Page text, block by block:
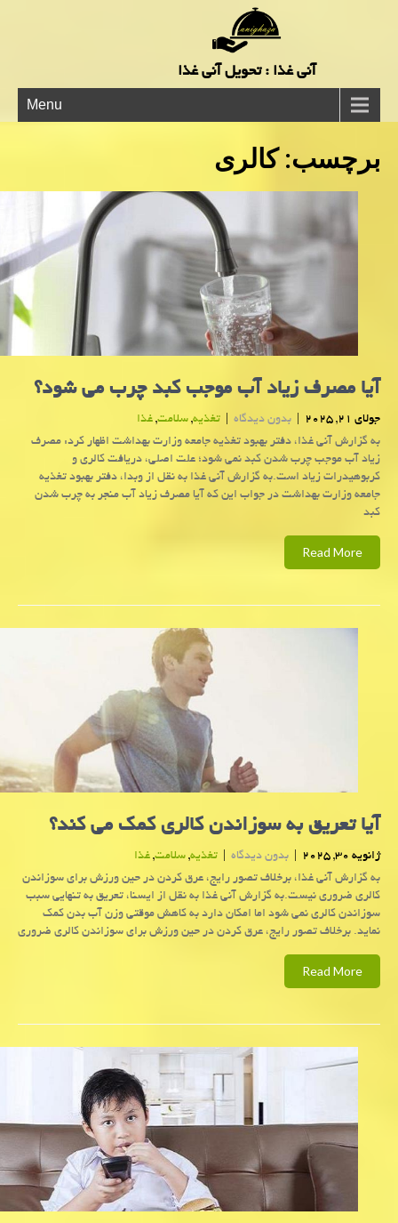
آنی غذا : تحویل آنی غذا
Menu
برچسب: كالری
آیا مصرف زیاد آب موجب کبد چرب می شود؟
جولای 21, 2025 | بدون دیدگاه | تغذیه,سلامت,غذا
به گزارش آنی غذا، دفتر بهبود تغذیه جامعه وزارت بهداشت اظهار کرد: مصرف
زیاد آب موجب چرب شدن کبد نمی شود؛ علت اصلی، دریافت کالری و
کربوهیدرات زیاد است.به گزارش آنی غذا به نقل از وبدا، دفتر بهبود تغذیه
جامعه وزارت بهداشت در جواب این که آیا مصرف زیاد آب منجر به چرب شدن
کبد
Read More
آیا تعریق به سوزاندن کالری کمک می کند؟
ژانویه 30, 2025 | بدون دیدگاه | تغذیه,سلامت,غذا
به گزارش آنی غذا، برخلاف تصور رایج، عرق کردن در حین ورزش برای سوزاندن
کالری ضروری نیست.به گزارش آنی غذا به نقل از ایسنا، تعریق به تنهایی سبب
سوزاندن کالری نمی شود اما امکان دارد به کاهش موقتی وزن آب بدن کمک
نماید. برخلاف تصور رایج، عرق کردن در حین ورزش برای سوزاندن کالری ضروری
Read More